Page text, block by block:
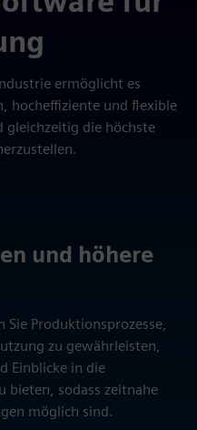
ermöglicht es
hocheffiziente und flexible
gleichzeitig die höchste
und höhere
Produktionsprozesse,
zu gewährleisten,
Einblicke in die
bieten, sodass zeitnahe
möglich sind.